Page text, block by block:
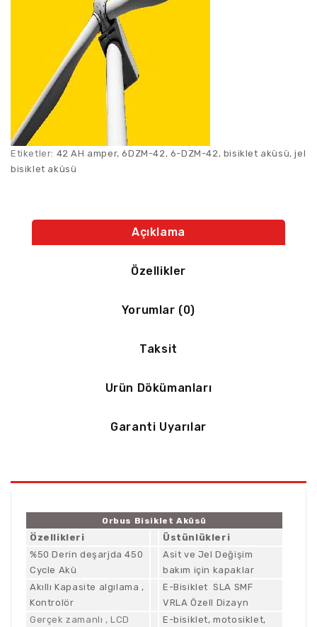
Etiketler: 42 AH amper, 6DZM-42 , 6-DZM-42 , bisiklet aküsü,jel
bisiklet aküsü
Açıklama
Özellikler
Yorumlar (0)
Taksit
Urün Dökümanları
Garanti Uyarılar
Orbus Bisiklet Aküsü
Özellikleri
Üstünlükleri
%50 Derin deşarjda 450
Cycle Akü
Asit ve Jel Değişim
bakım için kapaklar
Akıllı Kapasite algılama ,
Kontrolör
E-Bisiklet SLA SMF
VRLA Özell Dizayn
Gerçek zamanlı , LCD
E-bisiklet, motosiklet,